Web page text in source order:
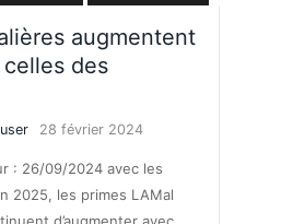
augmentent
des
28 février 2024
: 26/09/2024 avec les
2025, les primes LAMal